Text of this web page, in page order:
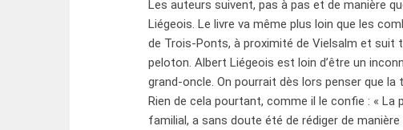
Les auteurs suivent, pas à pas et de manière
Liégeois. Le livre va même plus loin que les
de Trois-Ponts, à proximité de Vielsalm et suit
peloton. Albert Liégeois est loin d’être un
grand-oncle. On pourrait dès lors penser que
Rien de cela pourtant, comme il le confie : « La
familial, a sans doute été de rédiger de